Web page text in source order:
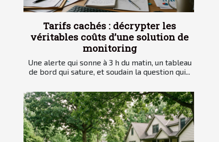
Tarifs cachés : décrypter les
véritables coûts d’une solution de
monitoring
Une alerte qui sonne à 3 h du matin, un tableau
de bord qui sature, et soudain la question qui...